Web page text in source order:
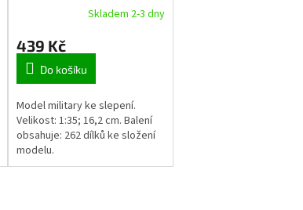
Skladem 2-3 dny
439 Kč
Do košíku
Model military ke slepení.
Velikost: 1:35; 16,2 cm. Balení
obsahuje: 262 dílků ke složení
modelu.